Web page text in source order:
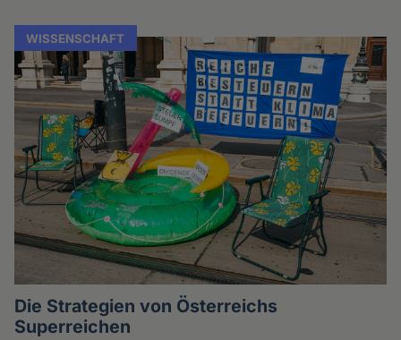
WISSENSCHAFT
Die Strategien von Österreichs
Superreichen